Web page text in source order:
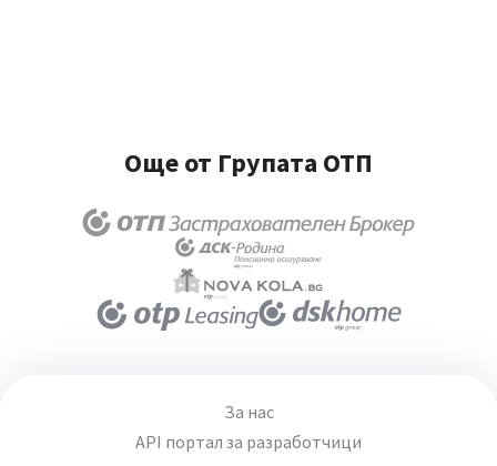
Още от Групата ОТП
За нас
API портал за разработчици